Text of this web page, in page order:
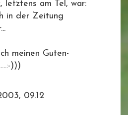
letztens am Tel, war:
in der Zeitung
meinen Guten-
)))
09.12